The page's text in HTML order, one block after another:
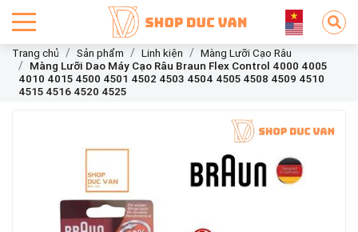
Trang chủ Sản phẩm Linh kiện
Màng Lưỡi Cạo Râu
Màng Lưỡi Dao Máy Cạo Râu Braun Flex Control 4000 4005
4010 4015 4500 4501 4502 4503 4504 4505 4508 4509 4510
4515 4516 4520 4525